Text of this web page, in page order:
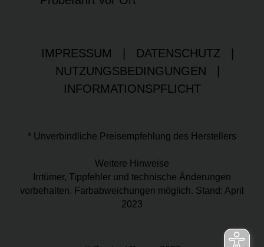
IMPRESSUM DATENSCHUTZ
NUTZUNGSBEDINGUNGEN
INFORMATIONSPFLICHT
* Unverbindliche Preisempfehlung des Herstellers
Weitere Hinweise
Irrtümer, Tippfehler und technische Änderungen
vorbehalten. Farbabweichungen möglich. Stand: April
2023